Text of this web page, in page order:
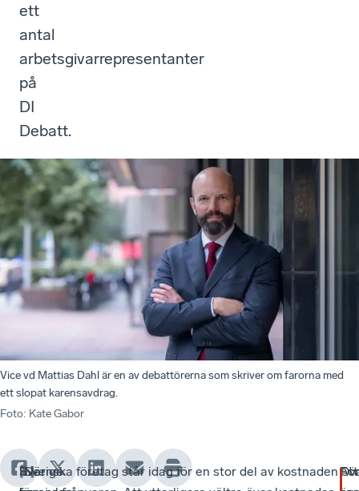
ett
antal
arbetsgivarrepresentanter
på
DI
Debatt.
Vice vd Mattias Dahl är en av debattörerna som skriver om farorna med
ett slopat karensavdrag.
Foto: Kate Gabor
”När
Sverige
[...]
”Svenska företag står idag för en stor del av kostnadenAtt